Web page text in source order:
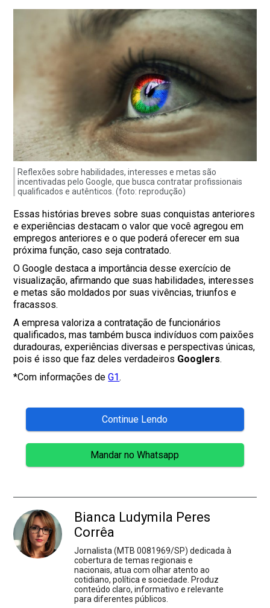
Reflexões sobre habilidades, interesses e metas são
incentivadas pelo Google, que busca contratar profissionais
qualificados e autênticos. (foto: reprodução)
Essas histórias breves sobre suas conquistas anteriores
e experiências destacam o valor que você agregou em
empregos anteriores e o que poderá oferecer em sua
próxima função, caso seja contratado.
O Google destaca a importância desse exercício de
visualização, afirmando que suas habilidades, interesses
e metas são moldados por suas vivências, triunfos e
fracassos.
A empresa valoriza a contratação de funcionários
qualificados, mas também busca indivíduos com paixões
duradouras, experiências diversas e perspectivas únicas,
pois é isso que faz deles verdadeiros Googlers.
*Com informações deG1.
Continue Lendo
Mandar no Whatsapp
Bianca Ludymila Peres
Corrêa
Jornalista (MTB 0081969/SP) dedicada à
cobertura de temas regionais e
nacionais, atua com olhar atento ao
cotidiano, política e sociedade. Produz
conteúdo claro, informativo e relevante
para diferentes públicos.